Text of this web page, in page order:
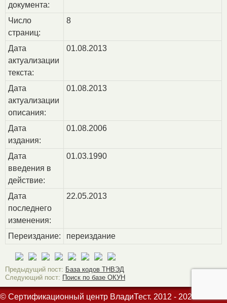
документа:
Число
страниц:
8
Дата
актуализации
текста:
01.08.2013
Дата
актуализации
описания:
01.08.2013
Дата
издания:
01.08.2006
Дата
введения в
действие:
01.03.1990
Дата
последнего
изменения:
22.05.2013
Переиздание: переиздание
Предыдущий пост: База кодов ТНВЭД
Следующий пост: Поиск по базе ОКУН
© Сертификационный центр ВладиТест. 2012 - 2026